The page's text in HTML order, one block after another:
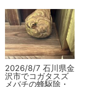
2026/8/7 石川県金
沢市でコガタスズ
メバチの蜂駆除・